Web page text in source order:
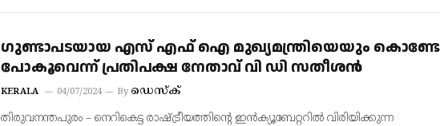
ഗുണ്ടാപടയായ എസ് എഫ് ഐ മുഖ്യമന്ത്രിയെയും കൊണ്ടേ
പോകൂവെന്ന് പ്രതിപക്ഷ നേതാവ് വി ഡി സതീശന്‍
KERALA 04/07/2024 By ഡെസ്‌ക്
തിരുവനന്തപുരം – നെറികെട്ട രാഷ്ട്രീയത്തിന്റെ ഇന്‍ക്യൂബേറ്ററില്‍ വിരിയിക്കുന്ന